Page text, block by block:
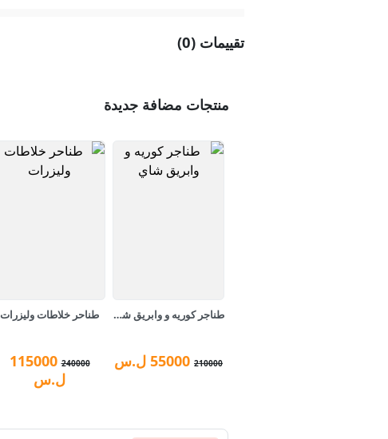
تقييمات (0)
منتجات مضافة جديدة
طناجر كوريه و وابريق شاي
210000
55000 ل.س
طناحر خلاطات وليزرات
240000
115000
ل.س